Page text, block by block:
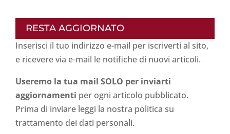
RESTA AGGIORNATO
Inserisci il tuo indirizzo e-mail per iscriverti al sito,
e ricevere via e-mail le notifiche di nuovi articoli.
Useremo la tua mail SOLO per inviarti
aggiornamenti per ogni articolo pubblicato.
Prima di inviare leggi la nostra politica su
trattamento dei dati personali.